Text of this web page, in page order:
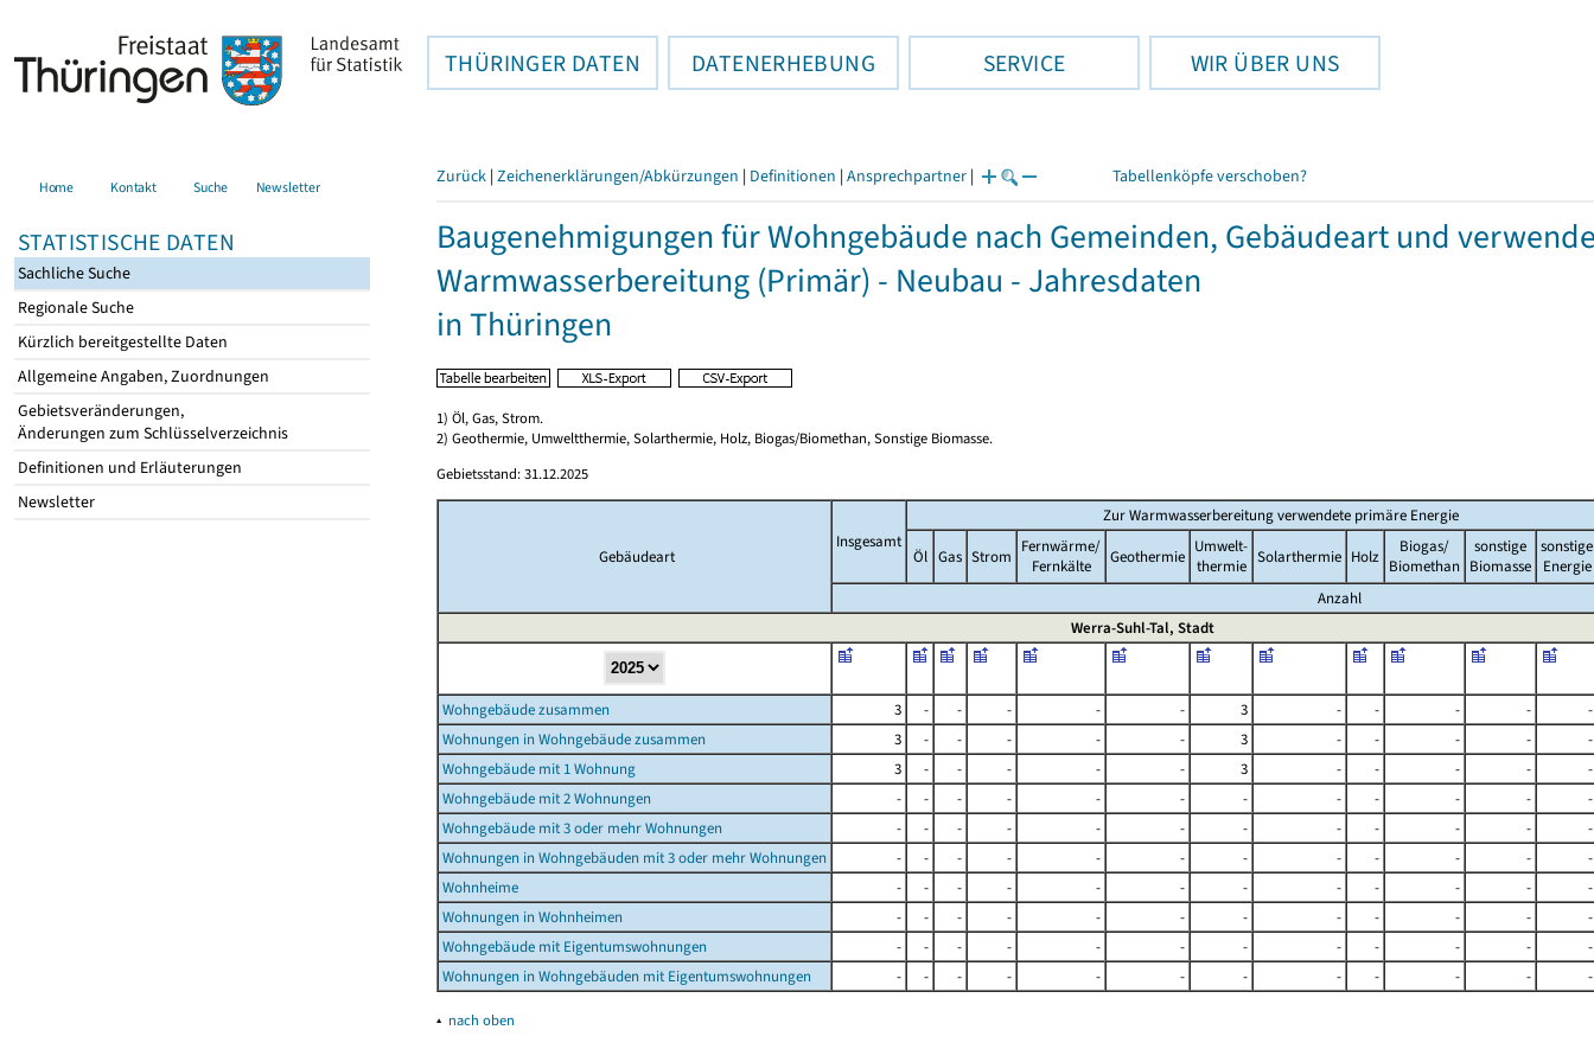
THÜRINGER DATEN DATENERHEBUNG SERVICE WIR ÜBER UNS
Home Kontakt Suche Newsletter
STATISTISCHE DATEN
Sachliche Suche
Regionale Suche
Kürzlich bereitgestellte Daten
Allgemeine Angaben, Zuordnungen
Gebietsveränderungen,
Änderungen zum Schlüsselverzeichnis
Definitionen und Erläuterungen
Newsletter
Zurück | Zeichenerklärungen/Abkürzungen | Definitionen | Ansprechpartner | Tabellenköpfe verschoben?
Baugenehmigungen für Wohngebäude nach Gemeinden, Gebäudeart und
Warmwasserbereitung (Primär) - Neubau - Jahresdaten
in Thüringen
1) Öl, Gas, Strom.
2) Geothermie, Umweltthermie, Solarthermie, Holz, Biogas/Biomethan, Sonstige Biomasse.
Gebietsstand: 31.12.2025
Gebäudeart
Insgesamt
Zur Warmwasserbereitung verwendete primäre Energie
Öl Gas Strom
Fernwärme/
Fernkälte
Geothermie
Umwelt-
thermie Solarthermie Holz
Biogas/
Biomethan
sonstige
Biomasse
sonstige
Energie
Anzahl
Werra-Suhl-Tal, Stadt
Wohngebäude zusammen 3 - - - - - 3 - - - -
-
Wohnungen in Wohngebäude zusammen
3 - - - - - 3 - - - -
-
Wohngebäude mit 1 Wohnung
3 - - - - - 3 - - - -
-
Wohngebäude mit 2 Wohnungen
- - - - - - - - - - -
-
Wohngebäude mit 3 oder mehr Wohnungen
- - - - - - - - - - -
-
Wohnungen in Wohngebäuden mit 3 oder mehr Wohnungen
- - - - - - - - - - -
-
Wohnheime
- - - - - - - - - - -
-
Wohnungen in Wohnheimen
- - - - - - - - - - -
-
Wohngebäude mit Eigentumswohnungen
- - - - - - - - - - -
-
Wohnungen in Wohngebäuden mit Eigentumswohnungen
- - - - - - - - - - - -
▴ nach oben